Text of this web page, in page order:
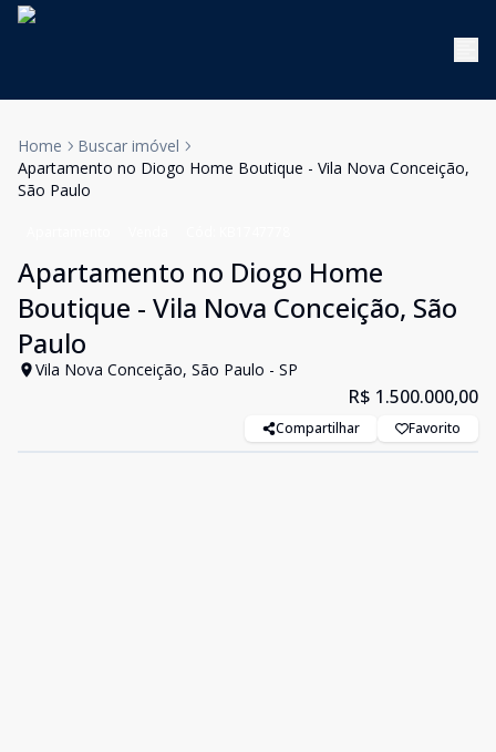
Home
Buscar imóvel
Apartamento no Diogo Home Boutique - Vila Nova Conceição,
São Paulo
Apartamento no Diogo Home
Boutique - Vila Nova Conceição, São
Paulo
Vila Nova Conceição, São Paulo - SP
R$ 1.500.000,00
Compartilhar Favorito